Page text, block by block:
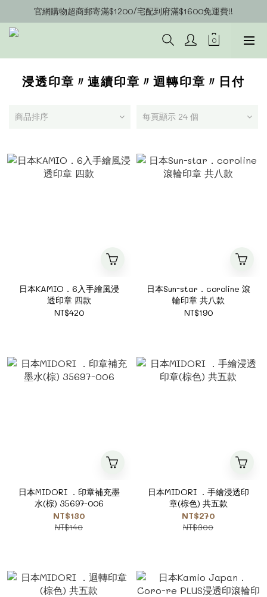
官網會員募集中~立即註冊即可獲得購物金$20!!!
官網購物超商郵寄滿$1200/宅配到府滿$1600免運費!!
官網會員募集中~立即註冊即可獲得購物金$20!!!
浸透印章〃連續印章〃迴轉印章〃日付
商品排序 每頁顯示 24 個
日本KAMIO．6入手繪風浸
透印章 四款
NT$420
日本Sun-star．coroline 滾
輪印章 共八款
NT$190
日本MIDORI ．印章補充墨
水(棕) 35697-006
NT$130
NT$140
日本MIDORI ．手繪浸透印
章(棕色) 共五款
NT$270
NT$300